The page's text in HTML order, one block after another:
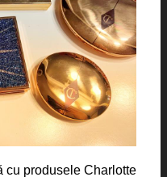
cu produsele Charlotte